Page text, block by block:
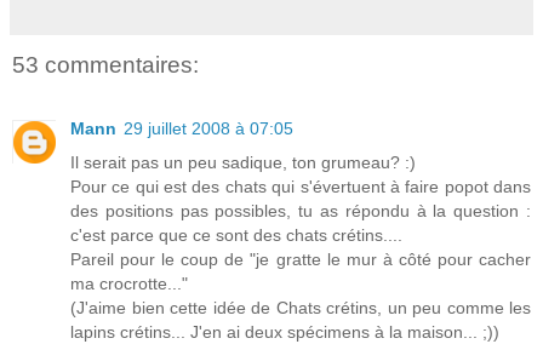
53 commentaires:
Mann 29 juillet 2008 à 07:05
Il serait pas un peu sadique, ton grumeau? :)
Pour ce qui est des chats qui s'évertuent à faire popot dans
des positions pas possibles, tu as répondu à la question :
c'est parce que ce sont des chats crétins....
Pareil pour le coup de "je gratte le mur à côté pour cacher
ma crocrotte..."
(J'aime bien cette idée de Chats crétins, un peu comme les
lapins crétins... J'en ai deux spécimens à la maison... ;))